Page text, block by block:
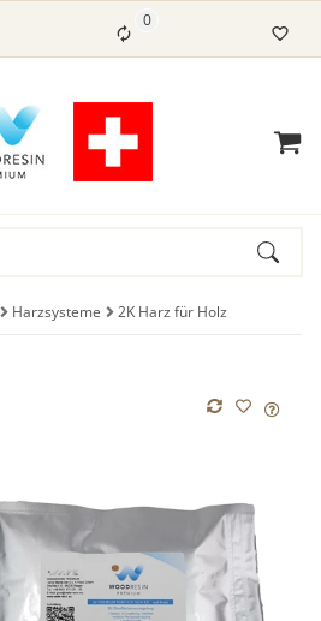
0
Harzsysteme 2K Harz für Holz